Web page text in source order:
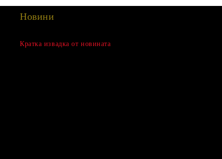
Новини
Кратка извадка от новината